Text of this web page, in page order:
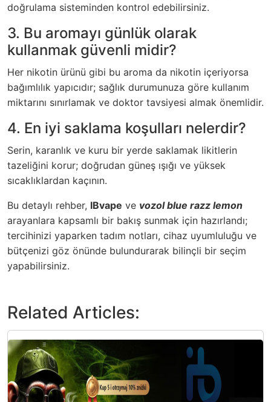
doğrulama sisteminden kontrol edebilirsiniz.
3. Bu aromayı günlük olarak
kullanmak güvenli midir?
Her nikotin ürünü gibi bu aroma da nikotin içeriyorsa
bağımlılık yapıcıdır; sağlık durumunuza göre kullanım
miktarını sınırlamak ve doktor tavsiyesi almak önemlidir.
4. En iyi saklama koşulları nelerdir?
Serin, karanlık ve kuru bir yerde saklamak likitlerin
tazeliğini korur; doğrudan güneş ışığı ve yüksek
sıcaklıklardan kaçının.
Bu detaylı rehber, IBvape ve vozol blue razz lemon
arayanlara kapsamlı bir bakış sunmak için hazırlandı;
tercihinizi yaparken tadım notları, cihaz uyumluluğu ve
bütçenizi göz önünde bulundurarak bilinçli bir seçim
yapabilirsiniz.
Related Articles: